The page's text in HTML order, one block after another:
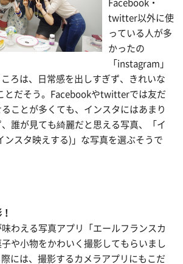
Facebook・
twitter以外に使
っている人が多
かったの
「instagram」
ろは、日常感を出しすぎず、きれいな
とだそう。Facebookやtwitterでは友だ
ことが多くても、インスタにはあまり
誰が見ても綺麗だと思える写真、「イ
ンスタ映えする)」な写真を選ぶそうで
わえる写真アプリ「エールフランスカ
や小物をかわいく撮影してもらいまし
には、撮影するカメラアプリにもこだ